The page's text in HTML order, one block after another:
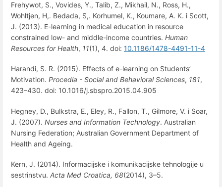
Frehywot, S., Vovides, Y., Talib, Z., Mikhail, N., Ross, H.,
Wohltjen, H,. Bedada, S,. Korhumel, K., Koumare, A. K. i Scott,
J. (2013). E-learning in medical education in resource
constrained low- and middle-income countries. Human
Resources for Health, 11(1), 4. doi: 10.1186/1478-4491-11-4
Harandi, S. R. (2015). Effects of e-learning on Students’
Motivation. Procedia - Social and Behavioral Sciences, 181,
423–430. doi: 10.1016/j.sbspro.2015.04.905
Hegney, D., Bulkstra, E., Eley, R., Fallon, T., Gilmore, V. i Soar,
J. (2007). Nurses and Information Technology. Australian
Nursing Federation; Australian Government Department of
Health and Ageing.
Kern, J. (2014). Informacijske i komunikacijske tehnologije u
sestrinstvu. Acta Med Croatica, 68(2014), 3–5.